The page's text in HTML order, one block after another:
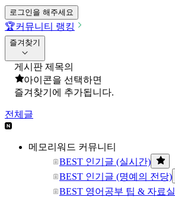
로그인을 해주세요
🏆커뮤니티 랭킹
즐겨찾기
게시판 제목의
아이콘을 선택하면
즐겨찾기에 추가됩니다.
전체글
메모리워드 커뮤니티
BEST 인기글 (실시간)
BEST 인기글 (명예의 전당)
BEST 영어공부 팁 & 자료실